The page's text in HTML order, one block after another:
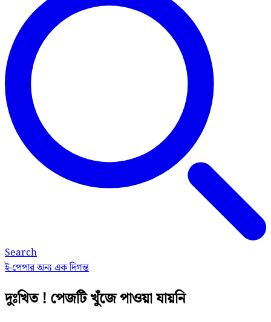
Search
ই-পেপারঅন্য এক দিগন্ত
দুঃখিত ! পেজটি খুঁজে পাওয়া যায়নি